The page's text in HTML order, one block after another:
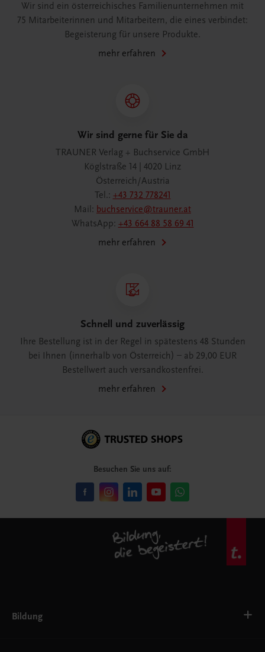
Wir sind ein österreichisches Familienunternehmen mit
75 Mitarbeiterinnen und Mitarbeitern, die eines verbindet:
Begeisterung für unsere Produkte.
mehr erfahren
Wir sind gerne für Sie da
TRAUNER Verlag + Buchservice GmbH
Köglstraße 14 | 4020 Linz
Österreich/Austria
Tel.: +43 732 778241
Mail: buchservice@trauner.at
WhatsApp: +43 664 88 58 69 41
mehr erfahren
Schnell und zuverlässig
Ihre Bestellung ist in der Regel in spätestens 48 Stunden
bei Ihnen (innerhalb von Österreich) – ab 29,00 EUR
Bestellwert auch versandkostenfrei.
mehr erfahren
Besuchen Sie uns auf:
Bildung